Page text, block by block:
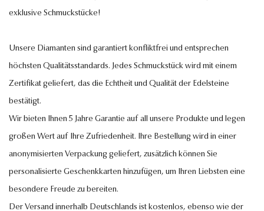
exklusive Schmuckstücke!
Unsere Diamanten sind garantiert konfliktfrei und entsprechen
höchsten Qualitätsstandards. Jedes Schmuckstück wird mit einem
Zertifikat geliefert, das die Echtheit und Qualität der Edelsteine
bestätigt.
Wir bieten Ihnen 5 Jahre Garantie auf all unsere Produkte und legen
großen Wert auf Ihre Zufriedenheit. Ihre Bestellung wird in einer
anonymisierten Verpackung geliefert, zusätzlich können Sie
personalisierte Geschenkkarten hinzufügen, um Ihren Liebsten eine
besondere Freude zu bereiten.
Der Versand innerhalb Deutschlands ist kostenlos, ebenso wie der